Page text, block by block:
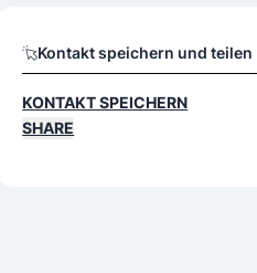
Kontakt speichern und teilen
KONTAKT SPEICHERN
SHARE